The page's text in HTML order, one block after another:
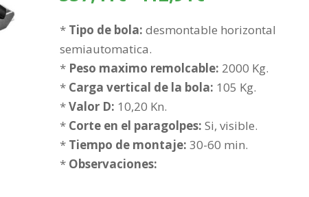
precios:
337,41€
hasta
* Tipo de bola: desmontable horizontal
semiautomatica.
* Peso maximo remolcable: 2000 Kg.
* Carga vertical de la bola: 105 Kg.
*Valor D: 10,20 Kn.
* Corte en el paragolpes: Si, visible.
* Tiempo de montaje: 30-60 min.
* Observaciones: